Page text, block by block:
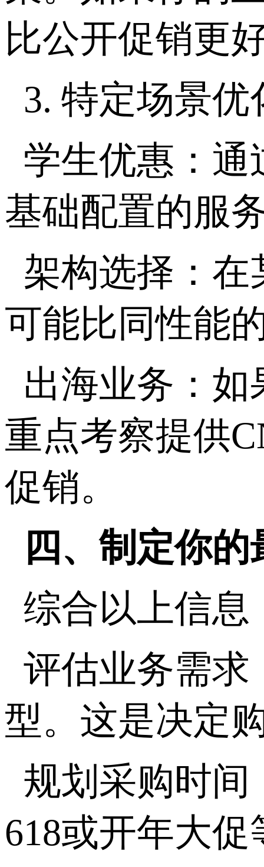
比公开促销更
3. 特定场景优
学生优惠：
基础配置的服
架构选择：
可能比同性能
出海业务：
重点考察提供
促销。
四、制定你
综合以上信息
评估业务需求
型。这是决定
规划采购时间
618或开年大促